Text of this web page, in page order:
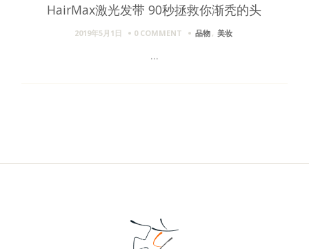
HairMax激光发带 90秒拯救你渐秃的头
2019年5月1日 0 COMMENT 品物 , 美妆
...